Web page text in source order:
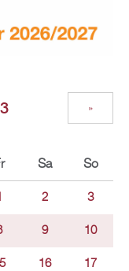
»
Sa So
2 3
9 10
16 17